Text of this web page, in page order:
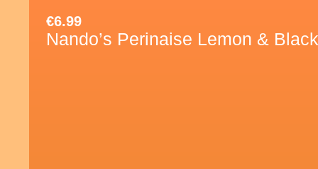
€6.99
Nando’s Perinaise Lemon &